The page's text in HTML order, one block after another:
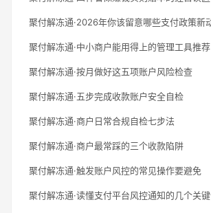
聚付解冻通·2026年你该留意哪些支付政策新
聚付解冻通·中小商户能用得上的管理工具推荐
聚付解冻通·按月做好这五项账户风险检查
聚付解冻通·五步完成收款账户安全自检
聚付解冻通·商户日常合规自检七步法
聚付解冻通·商户最常踩的三个收款陷阱
聚付解冻通·触发账户风控的常见操作要避免
聚付解冻通·读懂支付平台风控通知的几个关